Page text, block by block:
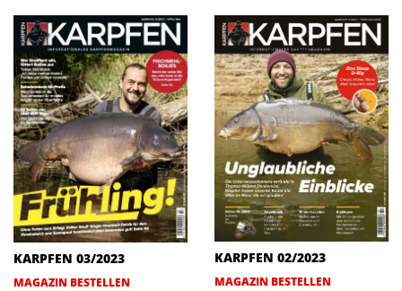
KARPFEN 03/2023
MAGAZIN BESTELLEN
KARPFEN 02/2023
MAGAZIN BESTELLEN